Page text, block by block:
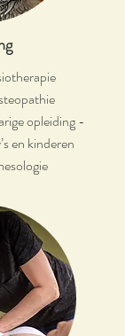
opleiding -
en kinderen